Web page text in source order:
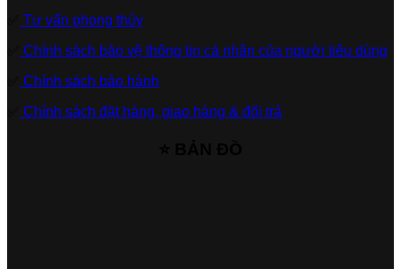
Tư vấn phong thủy
Chính sách bảo vệ thông tin cá nhân của người tiêu dùng
Chính sách bảo hành
Chính sách đặt hàng, giao hàng & đổi trả